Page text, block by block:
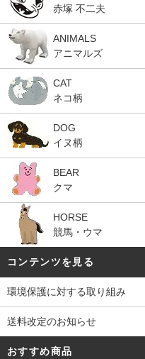
赤塚 不二夫
ANIMALS
アニマルズ
CAT
ネコ柄
DOG
イヌ柄
BEAR
クマ
HORSE
競馬・ウマ
コンテンツを見る
環境保護に対する取り組み
送料改定のお知らせ
おすすめ商品